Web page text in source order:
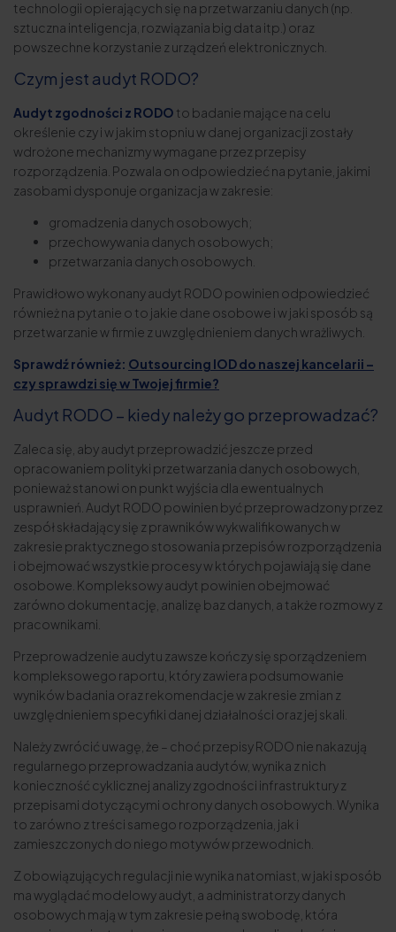
technologii opierających się na przetwarzaniu danych (np.
sztuczna inteligencja, rozwiązania big data itp.) oraz
powszechne korzystanie z urządzeń elektronicznych.
Czym jest audyt RODO?
Audyt zgodności z RODO to badanie mające na celu
określenie czy i w jakim stopniu w danej organizacji zostały
wdrożone mechanizmy wymagane przez przepisy
rozporządzenia. Pozwala on odpowiedzieć na pytanie, jakimi
zasobami dysponuje organizacja w zakresie:
gromadzenia danych osobowych;
przechowywania danych osobowych;
przetwarzania danych osobowych.
Prawidłowo wykonany audyt RODO powinien odpowiedzieć
również na pytanie o to jakie dane osobowe i w jaki sposób są
przetwarzanie w firmie z uwzględnieniem danych wrażliwych.
Sprawdź również: Outsourcing IOD do naszej kancelarii –
czy sprawdzi się w Twojej firmie?
Audyt RODO – kiedy należy go przeprowadzać?
Zaleca się, aby audyt przeprowadzić jeszcze przed
opracowaniem polityki przetwarzania danych osobowych,
ponieważ stanowi on punkt wyjścia dla ewentualnych
usprawnień. Audyt RODO powinien być przeprowadzony przez
zespół składający się z prawników wykwalifikowanych w
zakresie praktycznego stosowania przepisów rozporządzenia
i obejmować wszystkie procesy w których pojawiają się dane
osobowe. Kompleksowy audyt powinien obejmować
zarówno dokumentację, analizę baz danych, a także rozmowy z
pracownikami.
Przeprowadzenie audytu zawsze kończy się sporządzeniem
kompleksowego raportu, który zawiera podsumowanie
wyników badania oraz rekomendacje w zakresie zmian z
uwzględnieniem specyfiki danej działalności oraz jej skali.
Należy zwrócić uwagę, że – choć przepisy RODO nie nakazują
regularnego przeprowadzania audytów, wynika z nich
konieczność cyklicznej analizy zgodności infrastruktury z
przepisami dotyczącymi ochrony danych osobowych. Wynika
to zarówno z treści samego rozporządzenia, jak i
zamieszczonych do niego motywów przewodnich.
Z obowiązujących regulacji nie wynika natomiast, w jaki sposób
ma wyglądać modelowy audyt, a administratorzy danych
osobowych mają w tym zakresie pełną swobodę, która